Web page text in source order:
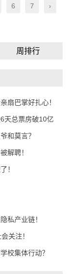
6 7 ›
周排行
扇巴掌好扎心！
天总票房破10亿
和莫言？
解聘！
！
私产业链！
关注！
校集体行动？